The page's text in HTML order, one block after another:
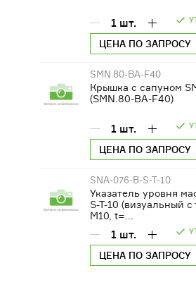
1 шт.
ЦЕНА ПО ЗАПРОСУ
SMN.80-BA-F40
Крышка с сапуном
(SMN.80-BA-F40)
1 шт.
ЦЕНА ПО ЗАПРОСУ
SNA-076-B-S-T-10
Указатель уровня
S-T-10 (визуальный с
М10, t=...
1 шт.
ЦЕНА ПО ЗАПРОСУ